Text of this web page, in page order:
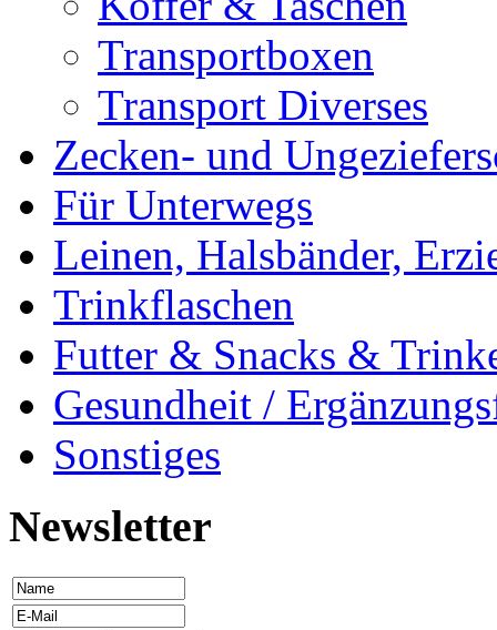
Transportboxen
Transport Diverses
Zecken- und
Für Unterwegs
Leinen, Halsbänder,
Trinkflaschen
Futter & Snacks &
Gesundheit /
Sonstiges
Newsletter